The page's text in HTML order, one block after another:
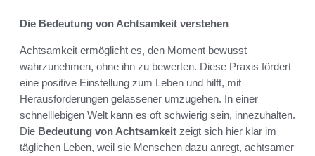
Die Bedeutung von Achtsamkeit verstehen
Achtsamkeit ermöglicht es, den Moment bewusst
wahrzunehmen, ohne ihn zu bewerten. Diese Praxis fördert
eine positive Einstellung zum Leben und hilft, mit
Herausforderungen gelassener umzugehen. In einer
schnelllebigen Welt kann es oft schwierig sein, innezuhalten.
Die Bedeutung von Achtsamkeit zeigt sich hier klar im
täglichen Leben, weil sie Menschen dazu anregt, achtsamer